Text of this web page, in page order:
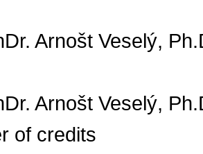
Arnošt Veselý,
Arnošt Veselý,
of credits